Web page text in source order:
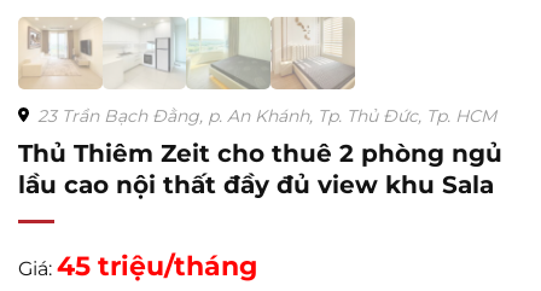
23 Trần Bạch Đằng, p. An Khánh, Tp. Thủ Đức, Tp. HCM
Thủ Thiêm Zeit cho thuê 2 phòng ngủ
lầu cao nội thất đầy đủ view khu Sala
Giá: 45 triệu/tháng